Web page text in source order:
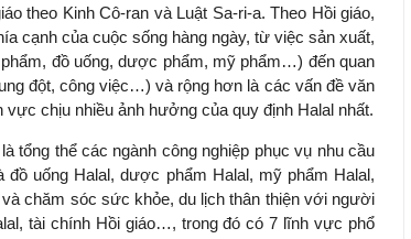
theo Kinh Cô-ran và Luật Sa-ri-a. Theo Hồi giáo,
cạnh của cuộc sống hàng ngày, từ việc sản xuất,
đồ uống, dược phẩm, mỹ phẩm…) đến quan
đột, công việc…) và rộng hơn là các vấn đề văn
chịu nhiều ảnh hưởng của quy định Halal nhất.
tổng thể các ngành công nghiệp phục vụ nhu cầu
uống Halal, dược phẩm Halal, mỹ phẩm Halal,
chăm sóc sức khỏe, du lịch thân thiện với người
tài chính Hồi giáo…, trong đó có 7 lĩnh vực phổ
tăng
chế
sáng tạo,
nghĩa hỗ trợ ngắn hạn mà còn
đóng vai trò tạo nền tảng cho
tăng trưởng bền vững dài hạn.